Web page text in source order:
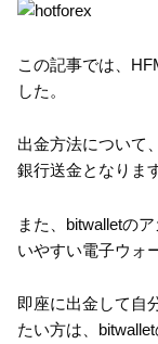
この記事では、
した。
出金方法について
銀行送金となりま
また、bitwalletの
いやすい電子ウォ
即座に出金して自
たい方は、